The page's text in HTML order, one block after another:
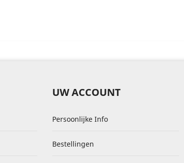
UW ACCOUNT
Persoonlijke Info
Bestellingen